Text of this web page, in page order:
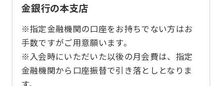
金銀行の本支店
※指定金融機関の口座をお持ちでない方はお
手数ですがご用意願います。
※入会時にいただいた以後の月会費は、指定
金融機関から口座振替で引き落としとなりま